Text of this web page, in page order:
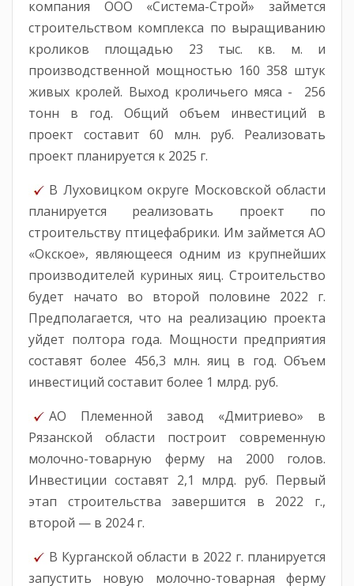
компания ООО «Система-Строй» займется
строительством комплекса по выращиванию
кроликов площадью 23 тыс. кв. м. и
производственной мощностью 160 358 штук
живых кролей. Выход кроличьего мяса - 256
тонн в год. Общий объем инвестиций в
проект составит 60 млн. руб. Реализовать
проект планируется к 2025 г.
В Луховицком округе Московской области
планируется реализовать проект по
строительству птицефабрики. Им займется АО
«Окское», являющееся одним из крупнейших
производителей куриных яиц. Строительство
будет начато во второй половине 2022 г.
Предполагается, что на реализацию проекта
уйдет полтора года. Мощности предприятия
составят более 456,3 млн. яиц в год. Объем
инвестиций составит более 1 млрд. руб.
АО Племенной завод «Дмитриево» в
Рязанской области построит современную
молочно-товарную ферму на 2000 голов.
Инвестиции составят 2,1 млрд. руб. Первый
этап строительства завершится в 2022 г.,
второй — в 2024 г.
В Курганской области в 2022 г. планируется
запустить новую молочно-товарная ферму